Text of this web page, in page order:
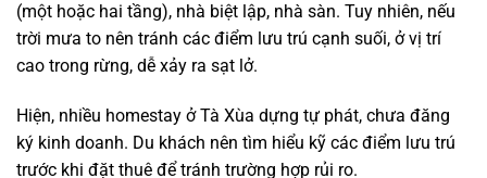
(một hoặc hai tầng), nhà biệt lập, nhà sàn. Tuy nhiên, nếu
trời mưa to nên tránh các điểm lưu trú cạnh suối, ở vị trí
cao trong rừng, dễ xảy ra sạt lở.
Hiện, nhiều homestay ở Tà Xùa dựng tự phát, chưa đăng
ký kinh doanh. Du khách nên tìm hiểu kỹ các điểm lưu trú
trước khi đặt thuê để tránh trường hợp rủi ro.